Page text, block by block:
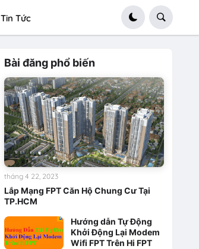
Tin Tức
Bài đăng phổ biến
Lắp Mạng FPT Căn Hộ Chung Cư Tại
TP.HCM
tháng 4 22, 2023
Hướng dẫn Tự Động
Khởi Động Lại Modem
Wifi FPT Trên Hi FPT